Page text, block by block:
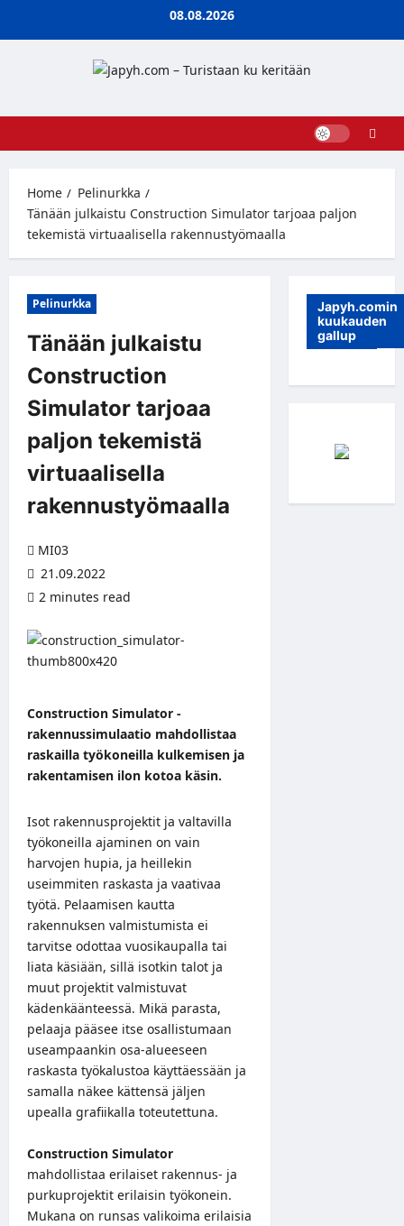
08.08.2026
Home
Pelinurkka
Tänään julkaistu Construction Simulator tarjoaa paljon
tekemistä virtuaalisella rakennustyömaalla
Pelinurkka
Tänään julkaistu
Construction
Simulator tarjoaa
paljon tekemistä
virtuaalisella
rakennustyömaalla
MI03
21.09.2022
2 minutes read
Construction Simulator -
rakennussimulaatio mahdollistaa
raskailla työkoneilla kulkemisen ja
rakentamisen ilon kotoa käsin.
Isot rakennusprojektit ja valtavilla
työkoneilla ajaminen on vain
harvojen hupia, ja heillekin
useimmiten raskasta ja vaativaa
työtä. Pelaamisen kautta
rakennuksen valmistumista ei
tarvitse odottaa vuosikaupalla tai
liata käsiään, sillä isotkin talot ja
muut projektit valmistuvat
kädenkäänteessä. Mikä parasta,
pelaaja pääsee itse osallistumaan
useampaankin osa-alueeseen
raskasta työkalustoa käyttäessään ja
samalla näkee kättensä jäljen
upealla grafiikalla toteutettuna.
Construction Simulator
mahdollistaa erilaiset rakennus- ja
purkuprojektit erilaisin työkonein.
Mukana on runsas valikoima erilaisia
Japyh.comin
kuukauden
gallup